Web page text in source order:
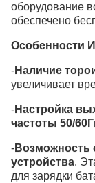
оборудование
обеспечено
Особенности
-Наличие
увеличивает
-Настройка
частоты 50/
-Возможность
устройства.
для зарядки